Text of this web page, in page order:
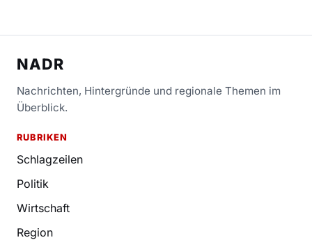
NADR
Nachrichten, Hintergründe und regionale Themen im
Überblick.
RUBRIKEN
Schlagzeilen
Politik
Wirtschaft
Region